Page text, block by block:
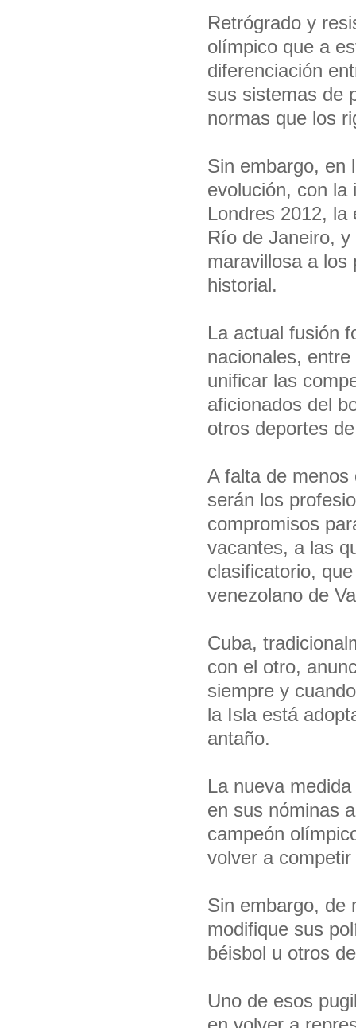
Retrógrado y
olímpico que a
diferenciación
sus sistemas de
normas que los
Sin embargo, en
evolución, con la
Londres 2012, la
Río de Janeiro,
maravillosa a los
historial.
La actual fusión
nacionales,
unificar las
aficionados del
otros deportes
A falta de menos
serán los
compromisos
vacantes, a las
clasificatorio,
venezolano de
Cuba,
con el otro,
siempre y
la Isla está
antaño.
La nueva
en sus nóminas
campeón
volver a
Sin embargo, de
modifique sus
béisbol u otros
Uno de esos